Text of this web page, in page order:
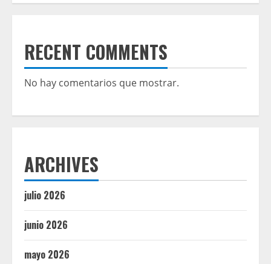
RECENT COMMENTS
No hay comentarios que mostrar.
ARCHIVES
julio 2026
junio 2026
mayo 2026